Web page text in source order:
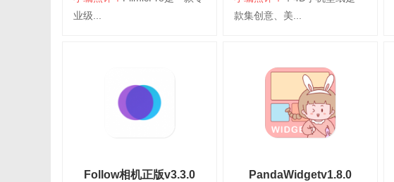
扫码立即下载
业级...
分类：安卓桌面
语言：简体中文
款集创意、美...
大小：63.43M
平台：安卓
分类：安卓桌面
语言：简体中文
查看详情
Follow相机正版v3.3.0 PandaWidgetv1.8.0